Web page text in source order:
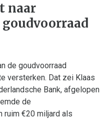
naar
de goudvoorraad
versterken. Dat zei Klaas
Bank, afgelopen
de
ruim €20 miljard als